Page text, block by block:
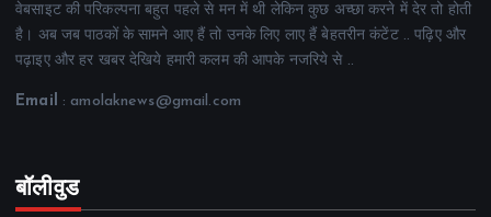
वेबसाइट की परिकल्पना बहुत पहले से मन में थी लेकिन कुछ अच्छा करने में देर तो होती
है। अब जब पाठकों के सामने आए हैं तो उनके लिए लाए हैं बेहतरीन कंटेंट .. पढ़िए और
पढ़ाइए और हर खबर देखिये हमारी कलम की आपके नजरिये से ..
Email : amolaknews@gmail.com
बॉलीवुड